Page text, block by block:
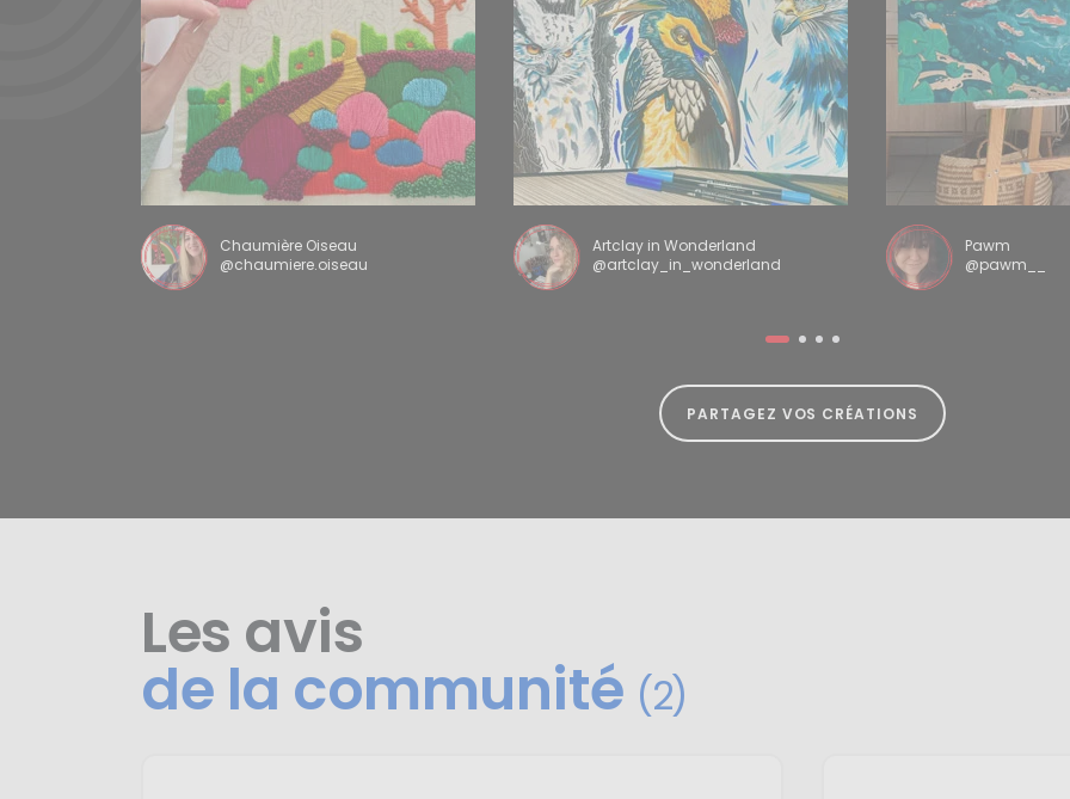
Chaumière Oiseau
@chaumiere.oiseau
Artclay in Wonderland
@artclay_in_wonderland
Pawm
@pawm__
PARTAGEZ VOS CRÉATIONS
Les avis
de la communité (2)